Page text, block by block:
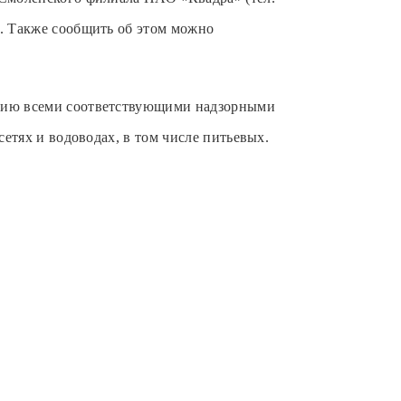
Также сообщить об этом можно
всеми соответствующими надзорными
и водоводах, в том числе питьевых.